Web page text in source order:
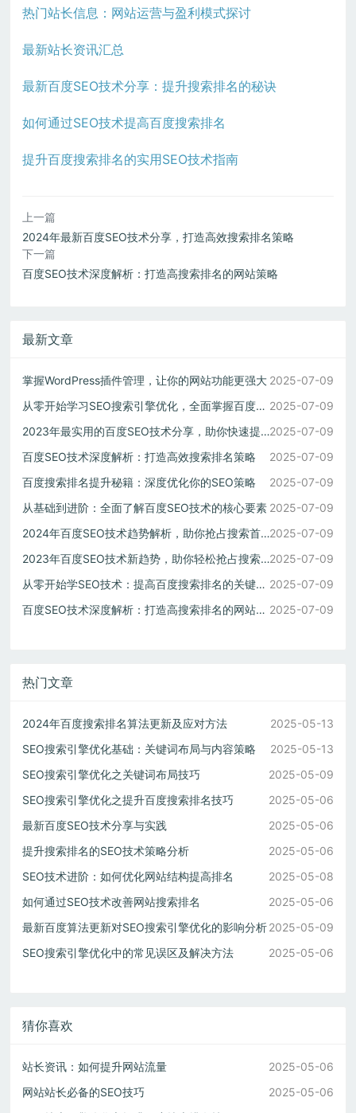
热门站长信息：网站运营与盈利模式探讨
最新站长资讯汇总
最新百度SEO技术分享：提升搜索排名的秘诀
如何通过SEO技术提高百度搜索排名
提升百度搜索排名的实用SEO技术指南
上一篇
2024年最新百度SEO技术分享，打造高效搜索排名策略
下一篇
百度SEO技术深度解析：打造高搜索排名的网站策略
最新文章
掌握WordPress插件管理，让你的网站功能更强大 2025-07-09
从零开始学习SEO搜索引擎优化，全面掌握百度搜索排名技巧 2025-07-09
2023年最实用的百度SEO技术分享，助你快速提升搜索排名2025-07-09
百度SEO技术深度解析：打造高效搜索排名策略
2025-07-09
百度搜索排名提升秘籍：深度优化你的SEO策略
2025-07-09
从基础到进阶：全面了解百度SEO技术的核心要素 2025-07-09
2024年百度SEO技术趋势解析，助你抢占搜索首页2025-07-09
2023年百度SEO技术新趋势，助你轻松抢占搜索排名前列2025-07-09
从零开始学SEO技术：提高百度搜索排名的关键步骤 2025-07-09
百度SEO技术深度解析：打造高搜索排名的网站策略 2025-07-09
热门文章
2024年百度搜索排名算法更新及应对方法
2025-05-13
SEO搜索引擎优化基础：关键词布局与内容策略
2025-05-13
SEO搜索引擎优化之关键词布局技巧
2025-05-09
SEO搜索引擎优化之提升百度搜索排名技巧
2025-05-06
最新百度SEO技术分享与实践
2025-05-06
提升搜索排名的SEO技术策略分析
2025-05-06
SEO技术进阶：如何优化网站结构提高排名
2025-05-08
如何通过SEO技术改善网站搜索排名
2025-05-06
最新百度算法更新对SEO搜索引擎优化的影响分析2025-05-09
SEO搜索引擎优化中的常见误区及解决方法
2025-05-06
猜你喜欢
站长资讯：如何提升网站流量
2025-05-06
网站站长必备的SEO技巧
2025-05-06